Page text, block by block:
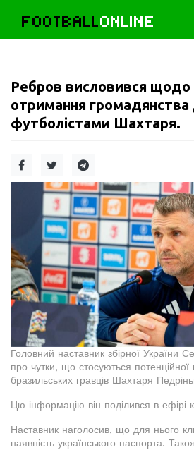
FOOTBALLONLINE
Ребров висловився щодо
отримання
футболістами Шахтаря.
Головний наставник збірної України
про чутки, що стосуються потенційної
бразильських гравців Шахтаря
Цю інформацію він поділився в ефірі
Наставник наголосив, що для нього
наявність українського паспорта.